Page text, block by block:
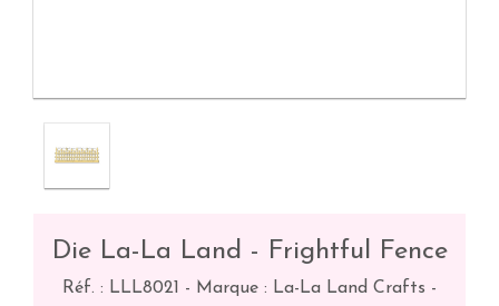
Die La-La Land - Frightful Fence
Réf. : LLL8021 - Marque : La-La Land Crafts -